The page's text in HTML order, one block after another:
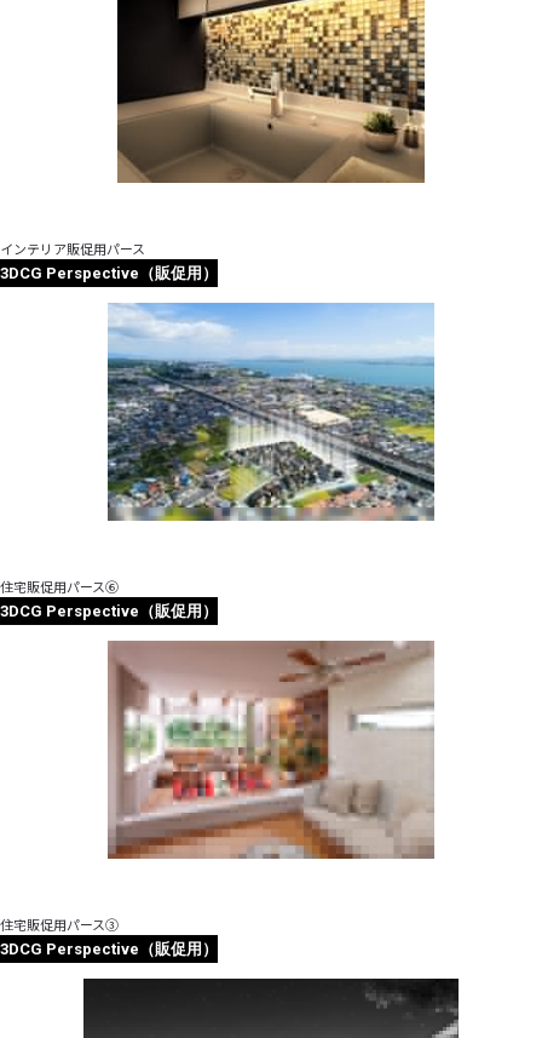
インテリア販促用パース
3DCG Perspective（販促用）
住宅販促用パース⑥
3DCG Perspective（販促用）
住宅販促用パース③
3DCG Perspective（販促用）